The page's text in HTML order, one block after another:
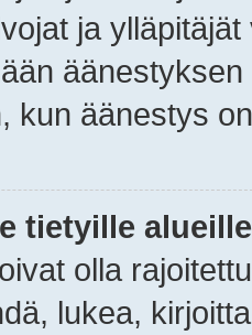
ja
kun äänestys
tietyille
olla
lukea,